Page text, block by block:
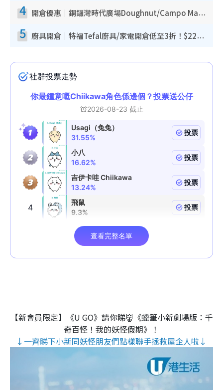
4 開倉優惠｜銅鑼灣時代廣場Doughnut/Campo Marzio開倉低至1折！背囊、書包、手袋劈價$200起
5 廚具開倉｜特福Tefal廚具/家電開倉低至3折！$220起買平底鍋/炒鑊/湯煲！電飯煲/吸塵機/燙斗$418起
【新會員限定】《U GO》請你睇👹《蠟筆小新劇場版：千
奇百怪！我的妖怪假期》！
↓一齊睇下小新同妖怪朋友們點樣聯手拯救屋企人啦↓